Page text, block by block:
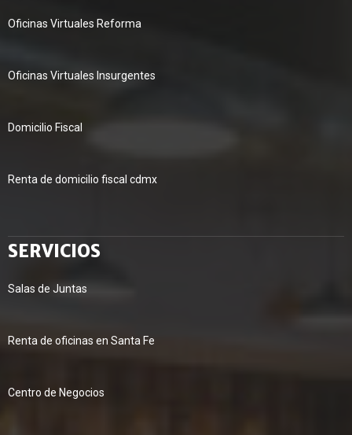
Oficinas Virtuales Reforma
Oficinas Virtuales Insurgentes
Domicilio Fiscal
Renta de domicilio fiscal cdmx
SERVICIOS
Salas de Juntas
Renta de oficinas en Santa Fe
Centro de Negocios